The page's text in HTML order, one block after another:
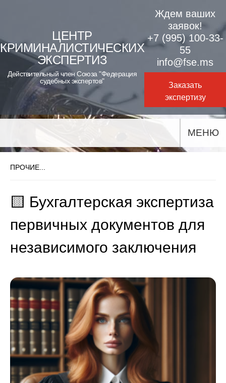
content
ЦЕНТР
КРИМИНАЛИСТИЧЕСКИХ
ЭКСПЕРТИЗ
Действительный член Союза "Федерация
судебных экспертов"
Ждем ваших
заявок!
+7 (995) 100-33-
55
info@fse.ms
Заказать
экспертизу
МЕНЮ
ПРОЧИЕ...
🟨 Бухгалтерская экспертиза
первичных документов для
независимого заключения